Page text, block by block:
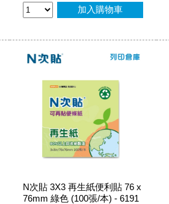
加入購物車
N次貼 3X3 再生紙便利貼 76 x
76mm 綠色 (100張/本) - 6191